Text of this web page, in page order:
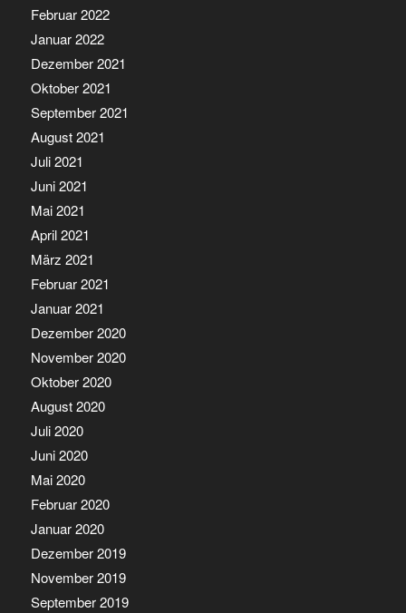
Februar 2022
Januar 2022
Dezember 2021
Oktober 2021
September 2021
August 2021
Juli 2021
Juni 2021
Mai 2021
April 2021
März 2021
Februar 2021
Januar 2021
Dezember 2020
November 2020
Oktober 2020
August 2020
Juli 2020
Juni 2020
Mai 2020
Februar 2020
Januar 2020
Dezember 2019
November 2019
September 2019